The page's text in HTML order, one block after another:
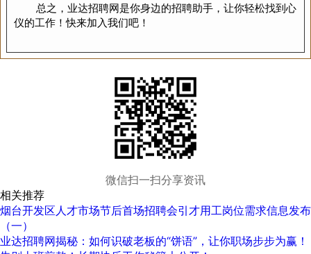
总之，业达招聘网是你身边的招聘助手，让你轻松找到心
仪的工作！快来加入我们吧！
微信扫一扫分享资讯
相关推荐
烟台开发区人才市场节后首场招聘会引才用工岗位需求信息发布
（一）
业达招聘网揭秘：如何识破老板的“饼语”，让你职场步步为赢！